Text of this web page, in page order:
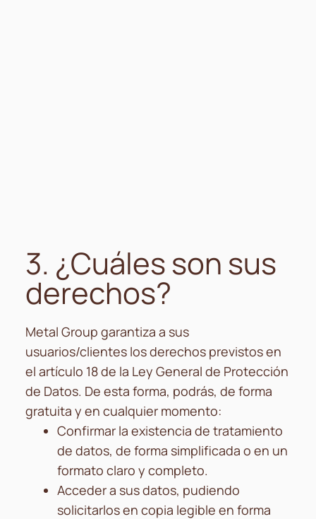
3. ¿Cuáles son sus
derechos?​
Metal Group garantiza a sus
usuarios/clientes los derechos previstos en
el artículo 18 de la Ley General de Protección
de Datos. De esta forma, podrás, de forma
gratuita y en cualquier momento:
Confirmar la existencia de tratamiento
de datos, de forma simplificada o en un
formato claro y completo.
Acceder a sus datos, pudiendo
solicitarlos en copia legible en forma